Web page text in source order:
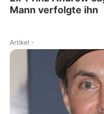
Mann verfolgte ihn
Artikel -